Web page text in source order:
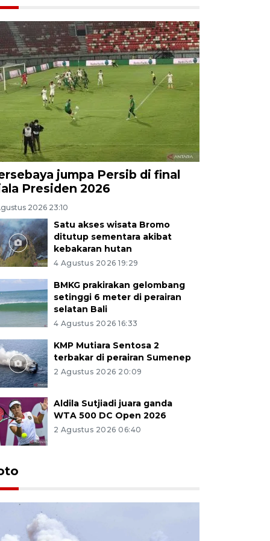
jumpa Persib di final
Presiden 2026
2026 23:10
Satu akses wisata Bromo
ditutup sementara akibat
kebakaran hutan
4 Agustus 2026 19:29
BMKG prakirakan gelombang
setinggi 6 meter di perairan
selatan Bali
4 Agustus 2026 16:33
KMP Mutiara Sentosa 2
terbakar di perairan Sumenep
2 Agustus 2026 20:09
Aldila Sutjiadi juara ganda
WTA 500 DC Open 2026
2 Agustus 2026 06:40